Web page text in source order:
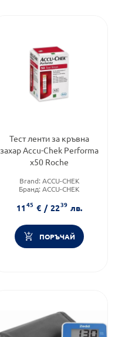
Тест ленти за кръвна
захар Accu-Chek Performa
х50 Roche
Brand: ACCU-CHEK
Бранд: ACCU-CHEK
ленти
1145 € / 2239 лв.
ПОРЪЧАЙ